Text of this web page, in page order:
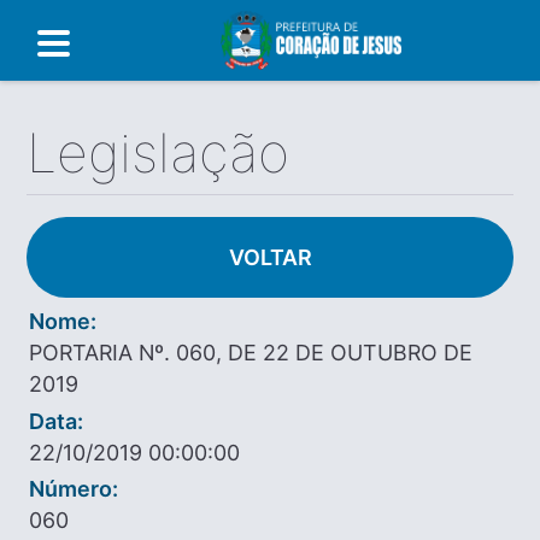
Legislação
VOLTAR
Nome:
PORTARIA Nº. 060, DE 22 DE OUTUBRO DE
2019
Data:
22/10/2019 00:00:00
Número:
060